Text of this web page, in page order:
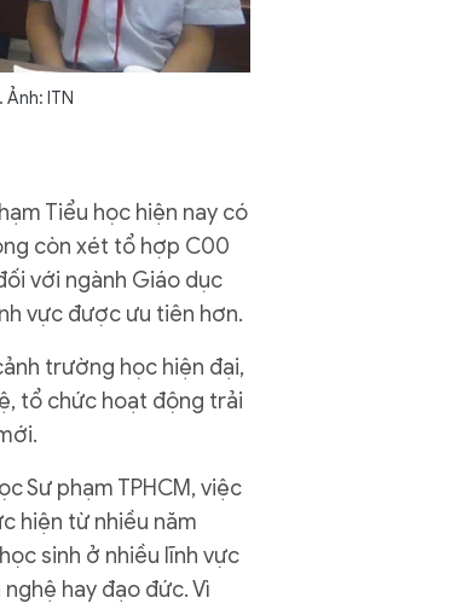
Ảnh: ITN
Tiểu học hiện nay có
còn xét tổ hợp C00
với ngành Giáo dục
vực được ưu tiên hơn.
trường học hiện đại,
tổ chức hoạt động trải
Sư phạm TPHCM, việc
hiện từ nhiều năm
sinh ở nhiều lĩnh vực
hay đạo đức. Vì